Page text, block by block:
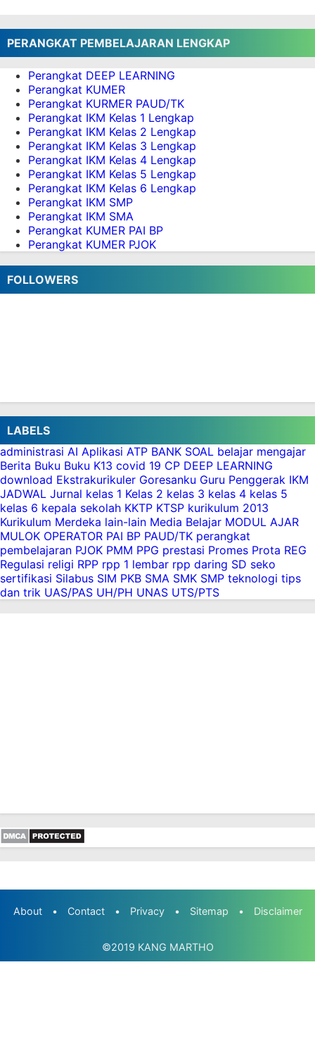
Kelas 4 SD Semester 2
download
Download Aplikasi raport UTS KTSP dan K13
Download Aplikasi Rekap Nilai Kurikulum 2013
Versi 2016
Aplikasi Raport UTS KTSP dan K13
Lowongan WIDYAISWARA P4TK MATEMATIKA
2016
Anda Sukses Lebaran Bila Dapat Menyelesaikan
Game ini
Download Aplikasi SKHU SD Tahun 2016
Download 3 Paket Aplikasi Latihan Mandiri
(Offline) UKG 2015 dengan 100 Soal
2015
Download 5 Paket Soal Uji Kompetensi Guru
(UKG)
Aplikasi Uji Kompetensi Guru (UKG 2015)
Download Aplikasi Raport K13 Kelas 3 Semester
1
Download Aplikasi Ijasah SD Format Nilai
Sekolah 60%-40 %
Aplikasi Nilai Ijasah 2015 Gratis dan Unprotect
Download Aplikasi Penilaian KTSP Semester 1
PERANGKAT PEMBELAJARAN LENGKAP
Perangkat DEEP LEARNING
Perangkat KUMER
Perangkat KURMER PAUD/TK
Perangkat IKM Kelas 1 Lengkap
Perangkat IKM Kelas 2 Lengkap
Perangkat IKM Kelas 3 Lengkap
Perangkat IKM Kelas 4 Lengkap
Perangkat IKM Kelas 5 Lengkap
Perangkat IKM Kelas 6 Lengkap
Perangkat IKM SMP
Perangkat IKM SMA
Perangkat KUMER PAI BP
Perangkat KUMER PJOK
FOLLOWERS
LABELS
administrasi AI Aplikasi ATP BANK SOAL belajar mengajar
Berita Buku Buku K13 covid 19 CP DEEP LEARNING
download Ekstrakurikuler Goresanku Guru Penggerak IKM
JADWAL Jurnal kelas 1 Kelas 2 kelas 3 kelas 4 kelas 5
kelas 6 kepala sekolah KKTP KTSP kurikulum 2013
Kurikulum Merdeka lain-lain Media Belajar MODUL AJAR
MULOK OPERATOR PAI BP PAUD/TK perangkat
pembelajaran PJOK PMM PPG prestasi Promes Prota REG
Regulasi religi RPP rpp 1 lembar rpp daring SD seko
sertifikasi Silabus SIM PKB SMA SMK SMP teknologi tips
dan trik UAS/PAS UH/PH UNAS UTS/PTS
About • Contact • Privacy • Sitemap • Disclaimer
©2019 KANG MARTHO